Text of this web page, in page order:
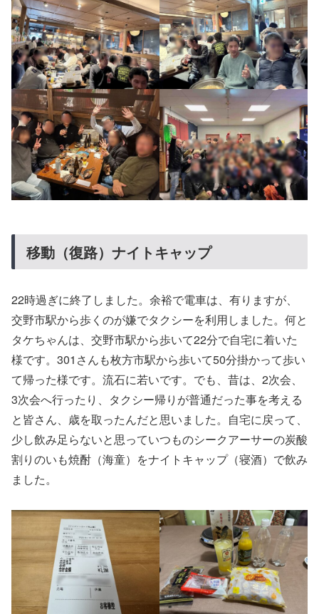
移動（復路）ナイトキャップ
22時過ぎに終了しました。余裕で電車は、有りますが、
交野市駅から歩くのが嫌でタクシーを利用しました。何と
タケちゃんは、交野市駅から歩いて22分で自宅に着いた
様です。301さんも枚方市駅から歩いて50分掛かって歩い
て帰った様です。流石に若いです。でも、昔は、2次会、
3次会へ行ったり、タクシー帰りが普通だった事を考える
と皆さん、歳を取ったんだと思いました。自宅に戻って、
少し飲み足らないと思っていつものシークアーサーの炭酸
割りのいも焼酎（海童）をナイトキャップ（寝酒）で飲み
ました。